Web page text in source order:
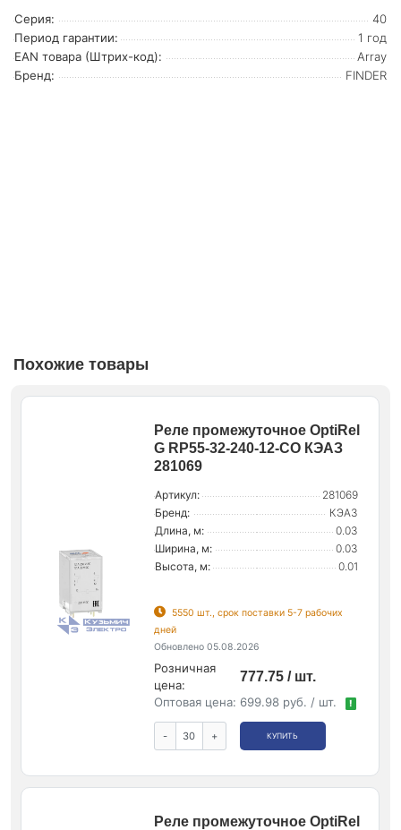
Серия:
40
Период гарантии:
1 год
EAN товара (Штрих-код):
Array
Бренд:
FINDER
Похожие товары
Реле промежуточное OptiRel
G RP55-32-240-12-CO КЭАЗ
281069
Артикул:
281069
Бренд:
КЭАЗ
Длина, м:
0.03
Ширина, м:
0.03
Высота, м:
0.01
5550 шт., срок поставки 5-7 рабочих
дней
Обновлено 05.08.2026
Розничная
цена:
777.75 / шт.
Оптовая цена: 699.98 руб. / шт. !
- + КУПИТЬ
Реле промежуточное OptiRel